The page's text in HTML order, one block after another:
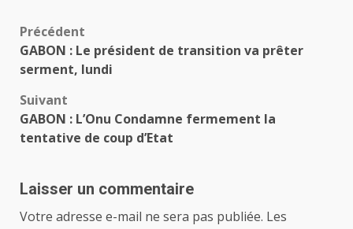
Navigation
d’article
Précédent
GABON : Le président de transition va prêter
serment, lundi
Suivant
GABON : L’Onu Condamne fermement la
tentative de coup d’Etat
Laisser un commentaire
Votre adresse e-mail ne sera pas publiée. Les